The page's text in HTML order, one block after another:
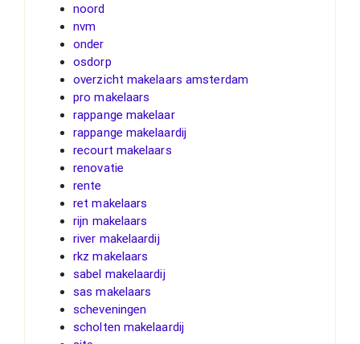
noord
nvm
onder
osdorp
overzicht makelaars amsterdam
pro makelaars
rappange makelaar
rappange makelaardij
recourt makelaars
renovatie
rente
ret makelaars
rijn makelaars
river makelaardij
rkz makelaars
sabel makelaardij
sas makelaars
scheveningen
scholten makelaardij